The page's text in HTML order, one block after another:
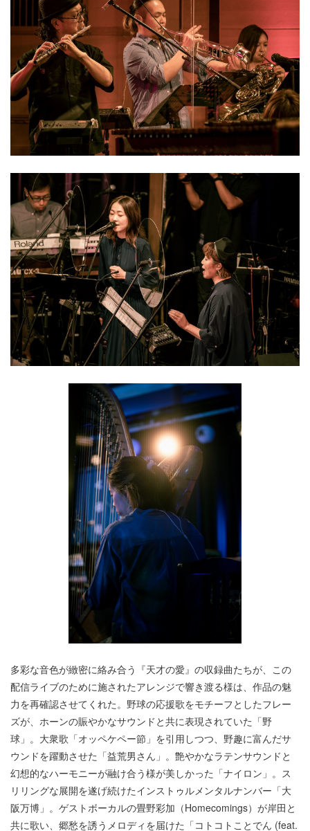
多彩な音色が緻密に絡み合う『天才の愛』の収録曲たちが、この
配信ライブのために施されたアレンジで響き渡る様は、作品の魅
力を再確認させてくれた。野球の応援歌をモチーフとしたフレー
ズが、ホーンの賑やかなサウンドと共に表現されていた「野
球」。大衆歌「オッペケペー節」を引用しつつ、野趣に富んだサ
ウンドを躍動させた「益荒男さん」。艶やかなラテンサウンドと
幻想的なハーモニーが融け合う様が美しかった「ナイロン」。ス
リリングな展開を遂げ続けたインストゥルメンタルナンバー「大
阪万博」。ゲストボーカルの畳野彩加（Homecomings）が岸田と
共に歌い、郷愁を誘うメロディを届けた「コトコトことでん (feat.